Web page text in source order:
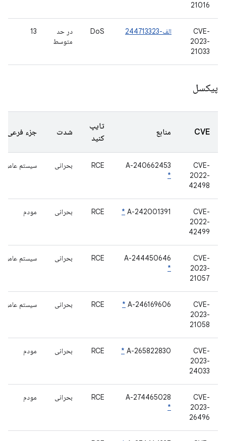
21016
CVE-
2023-
21033
الف-244713323 DoS
در حد
متوسط
13
پیکسل
CVE منابع
تایپ
کنید
شدت جزء فرعی
CVE-
2022-
42498
A-240662453
*
RCE بحرانی سیستم عامل
CVE-
2022-
42499
A-242001391
*
RCE بحرانی مودم
CVE-
2023-
21057
A-244450646
*
RCE بحرانی سیستم عامل
CVE-
2023-
21058
A-246169606
*
RCE بحرانی سیستم عامل
CVE-
2023-
24033
A-265822830
*
RCE بحرانی مودم
CVE-
2023-
26496
A-274465028
*
RCE بحرانی مودم